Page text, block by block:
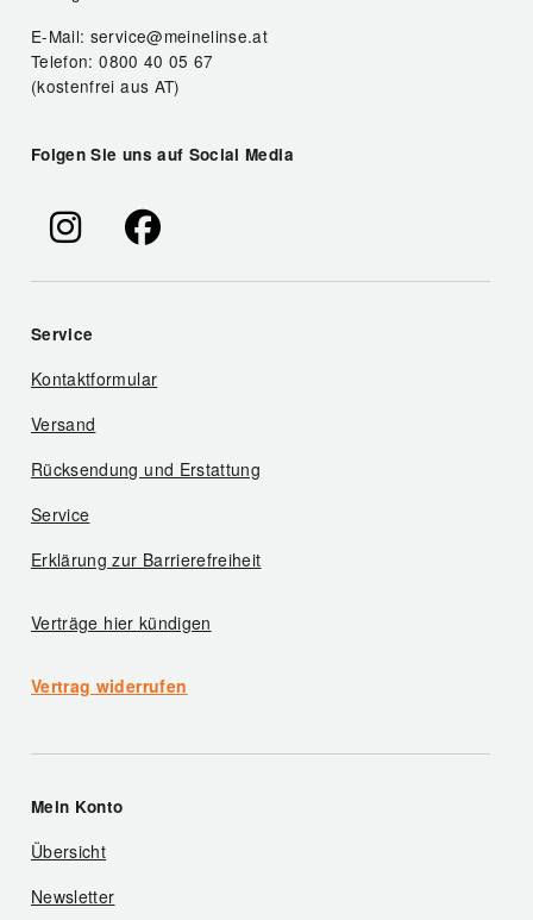
E-Mail: service@meinelinse.at
Telefon: 0800 40 05 67
(kostenfrei aus AT)
Folgen Sie uns auf Social Media
Service
Kontaktformular
Versand
Rücksendung und Erstattung
Service
Erklärung zur Barrierefreiheit
Verträge hier kündigen
Vertrag widerrufen
Mein Konto
Übersicht
Newsletter